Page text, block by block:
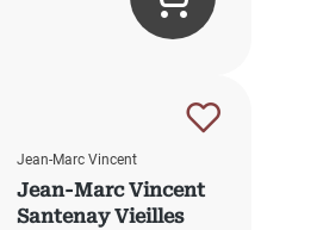
Jean-Marc Vincent
Jean-Marc Vincent
Santenay Vieilles